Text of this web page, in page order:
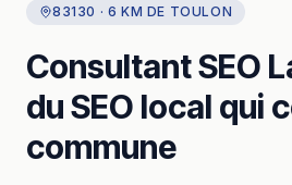
83130 · 6 KM DE TOULON
Consultant SEO
du SEO local qui
commune